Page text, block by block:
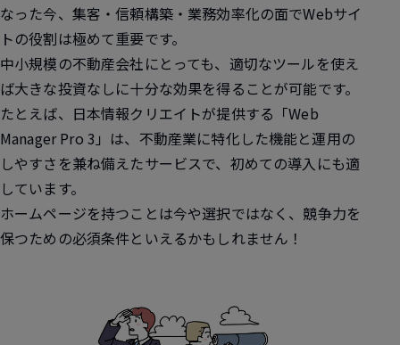
なった今、集客・信頼構築・業務効率化の面でWebサイ
トの役割は極めて重要です。
中小規模の不動産会社にとっても、適切なツールを使え
ば大きな投資なしに十分な効果を得ることが可能です。
たとえば、日本情報クリエイトが提供する「Web
Manager Pro 3」は、不動産業に特化した機能と運用の
しやすさを兼ね備えたサービスで、初めての導入にも適
しています。
ホームページを持つことは今や選択ではなく、競争力を
保つための必須条件といえるかもしれません！